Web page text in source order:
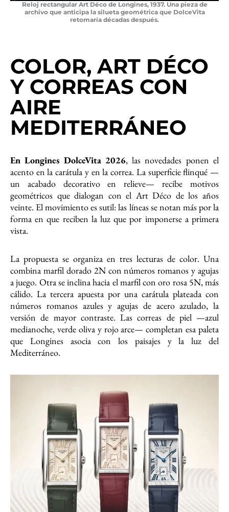
Reloj rectangular Art Déco de Longines, 1937. Una pieza de
archivo que anticipa la silueta geométrica que DolceVita
retomaría décadas después.
COLOR, ART DÉCO
Y CORREAS CON
AIRE
MEDITERRÁNEO
En Longines DolceVita 2026, las novedades ponen el
acento en la carátula y en la correa. La superficie flinqué —
un acabado decorativo en relieve— recibe motivos
geométricos que dialogan con el Art Déco de los años
veinte. El movimiento es sutil: las líneas se notan más por la
forma en que reciben la luz que por imponerse a primera
vista.
La propuesta se organiza en tres lecturas de color. Una
combina marfil dorado 2N con números romanos y agujas
a juego. Otra se inclina hacia el marfil con oro rosa 5N, más
cálido. La tercera apuesta por una carátula plateada con
números romanos azules y agujas de acero azulado, la
versión de mayor contraste. Las correas de piel —azul
medianoche, verde oliva y rojo arce— completan esa paleta
que Longines asocia con los paisajes y la luz del
Mediterráneo.